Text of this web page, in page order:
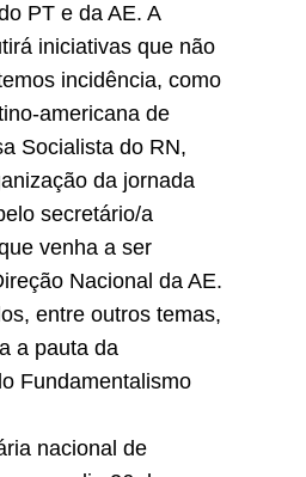
PT e da AE. A
iniciativas que não
incidência, como
americana de
Socialista do RN,
da jornada
secretário/a
venha a ser
Nacional da AE.
entre outros temas,
a pauta da
Fundamentalismo
nacional de